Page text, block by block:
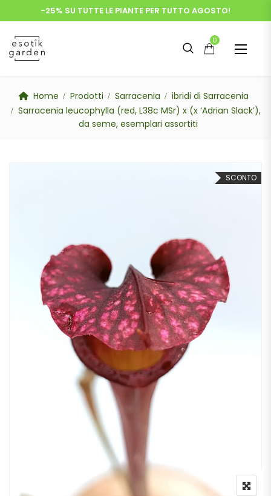
-25% SU TUTTE LE PIANTE PER TUTTO AGOSTO!
0
Home Prodotti Sarracenia
ibridi di Sarracenia
Sarracenia leucophylla (red, L38c MSr) x (x ‘Adrian Slack’),
da seme, esemplari assortiti
SCONTO